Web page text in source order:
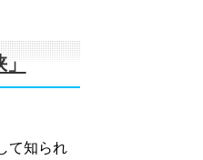
」
て知られ